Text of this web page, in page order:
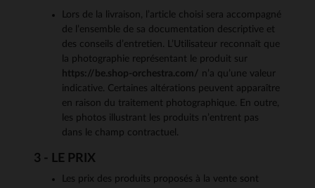
Lors de la livraison, l’article choisi sera accompagné
de l’ensemble de sa documentation descriptive et
des conseils d’entretien. L’Utilisateur reconnaît que
la photographie représentant le produit sur
https://be.shop-orchestra.com/ n’a qu’une valeur
indicative. Certaines altérations peuvent apparaître
en raison du traitement photographique. En outre,
les photos illustrant les produits n’entrent pas
dans le champ contractuel.
3 - LE PRIX
Les prix des produits proposés à la vente sont